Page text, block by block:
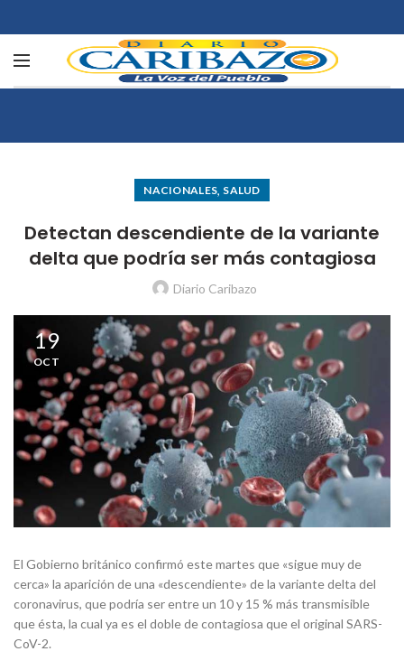
NACIONALES, SALUD
Detectan descendiente de la variante
delta que podría ser más contagiosa
Diario Caribazo
19
OCT
El Gobierno británico confirmó este martes que «sigue muy de
cerca» la aparición de una «descendiente» de la variante delta del
coronavirus, que podría ser entre un 10 y 15 % más transmisible
que ésta, la cual ya es el doble de contagiosa que el original SARS-
CoV-2.